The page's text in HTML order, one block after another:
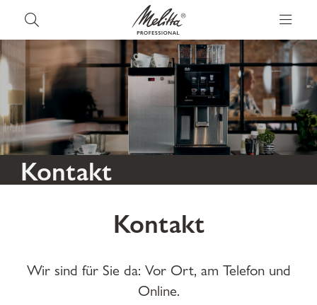
Kontakt
Kontakt
Wir sind für Sie da: Vor Ort, am Telefon und
Online.